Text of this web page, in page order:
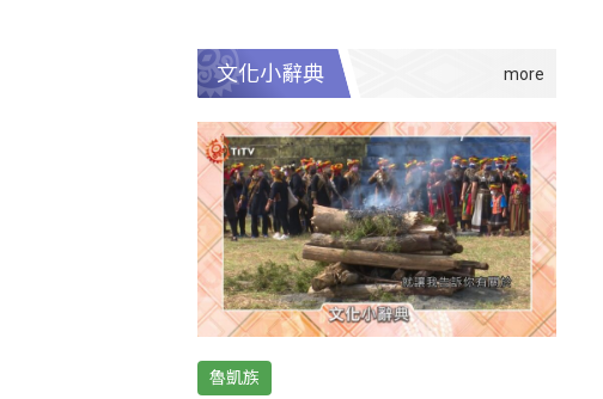
文化小辭典
魯凱族